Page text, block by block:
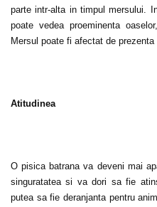
parte intr-alta in timpul mersului.
poate vedea proeminenta
Mersul poate fi afectat de prezenta
Atitudinea
O pisica batrana va deveni mai
singuratatea si va dori sa fie
putea sa fie deranjanta pentru